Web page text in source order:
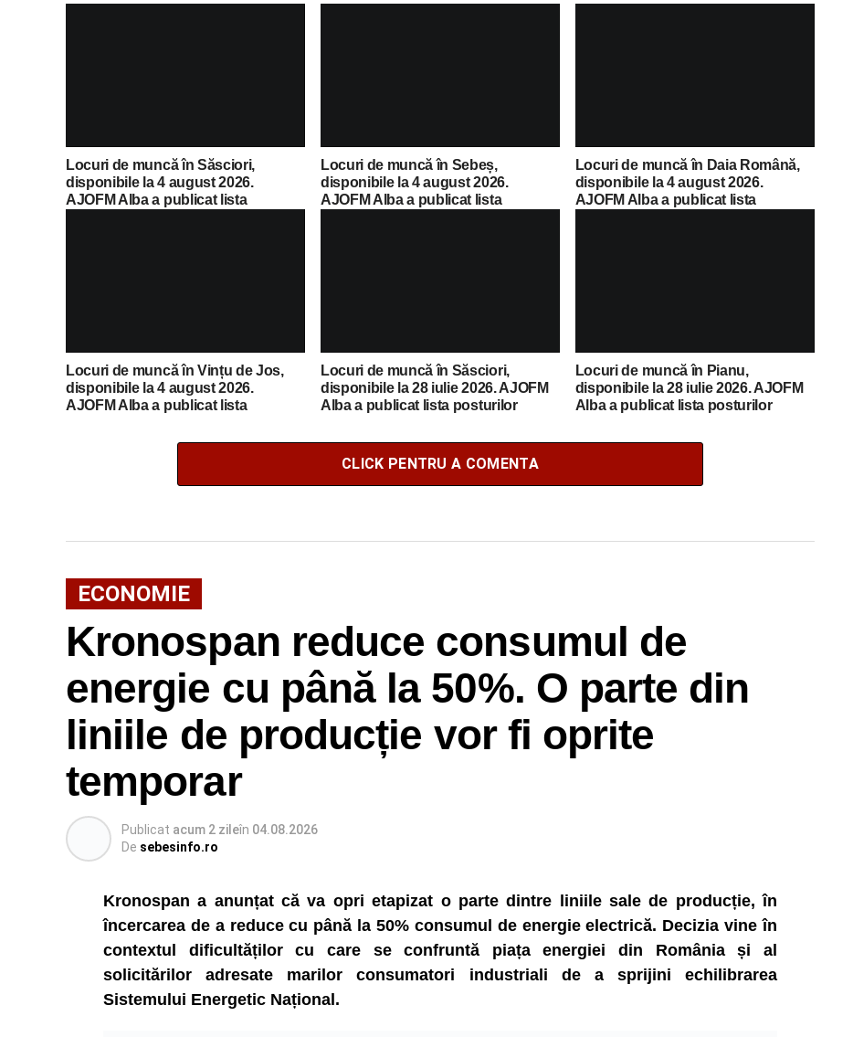
Locuri de muncă în Săsciori,
disponibile la 4 august 2026.
AJOFM Alba a publicat lista
Locuri de muncă în Sebeș,
disponibile la 4 august 2026.
AJOFM Alba a publicat lista
Locuri de muncă în Daia Română,
disponibile la 4 august 2026.
AJOFM Alba a publicat lista
Locuri de muncă în Vințu de Jos,
disponibile la 4 august 2026.
AJOFM Alba a publicat lista
Locuri de muncă în Săsciori,
disponibile la 28 iulie 2026. AJOFM
Alba a publicat lista posturilor
Locuri de muncă în Pianu,
disponibile la 28 iulie 2026. AJOFM
Alba a publicat lista posturilor
CLICK PENTRU A COMENTA
ECONOMIE
Kronospan reduce consumul de
energie cu până la 50%. O parte din
liniile de producție vor fi oprite
temporar
Publicat acum 2 zileîn 04.08.2026
De sebesinfo.ro
Kronospan a anunțat că va opri etapizat o parte dintre liniile sale de producție, în
încercarea de a reduce cu până la 50% consumul de energie electrică. Decizia vine în
contextul dificultăților cu care se confruntă piața energiei din România și al
solicitărilor adresate marilor consumatori industriali de a sprijini echilibrarea
Sistemului Energetic Național.